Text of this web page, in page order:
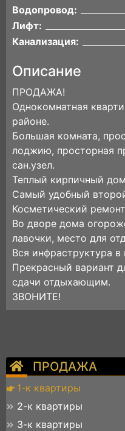
ПРОДАЖА
1-к квартиры
2-к квартиры
3-к квартиры
Водопровод:
Лифт:
Канализация:
Описание
ПРОДАЖА!
Однокомнатная
районе.
Большая комната,
лоджию, просторная
сан.узел.
Теплый кирпичный
Самый удобный
Косметический
Во дворе дома
лавочки, место для
Вся инфраструктура
Прекрасный вариант
сдачи отдыхающим.
ЗВОНИТЕ!